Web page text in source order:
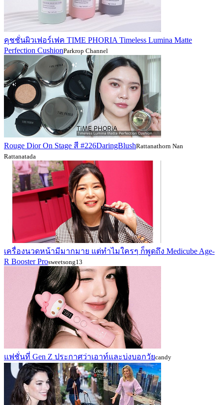
คุชชั่นผิวเฟอร์เฟค TIME PHORIA Timeless Lumina Matte
Perfection CushionParkrop Channel
Rouge Dior On Stage สี #226DaringBlushRattanathorn Nan
Rattanatada
เครื่องนวดหน้ามีมากมาย แต่ทำไมใครๆ ก็พูดถึง Medicube Age-
R Booster Prosweetsong13
แฟชั่นที่ Gen Z ประกาศว่าเอาท์และบ่งบอกวัยcandy